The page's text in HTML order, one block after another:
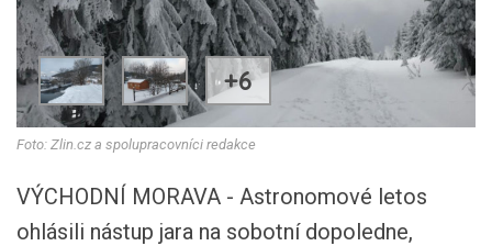
+6
Foto: Zlin.cz a spolupracovníci redakce
VÝCHODNÍ MORAVA - Astronomové letos
ohlásili nástup jara na sobotní dopoledne,